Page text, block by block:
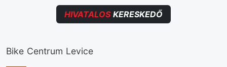
HIVATALOSKERESKEDŐ
Bike Centrum Levice